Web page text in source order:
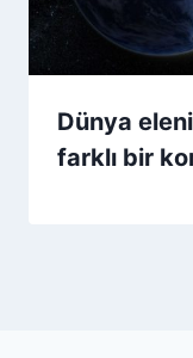
Dünya
farklı bir